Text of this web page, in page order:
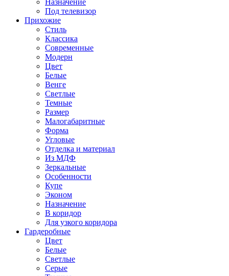
Назначение
Под телевизор
Прихожие
Стиль
Классика
Современные
Модерн
Цвет
Белые
Венге
Светлые
Темные
Размер
Малогабаритные
Форма
Угловые
Отделка и материал
Из МДФ
Зеркальные
Особенности
Купе
Эконом
Назначение
В коридор
Для узкого коридора
Гардеробные
Цвет
Белые
Светлые
Серые